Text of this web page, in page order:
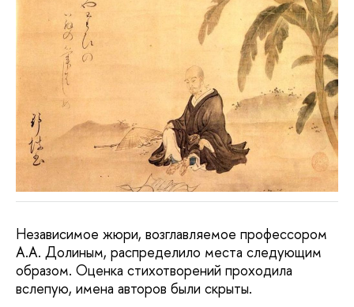
Независимое жюри, возглавляемое профессором
А.А. Долиным, распределило места следующим
образом. Оценка стихотворений проходила
вслепую, имена авторов были скрыты.